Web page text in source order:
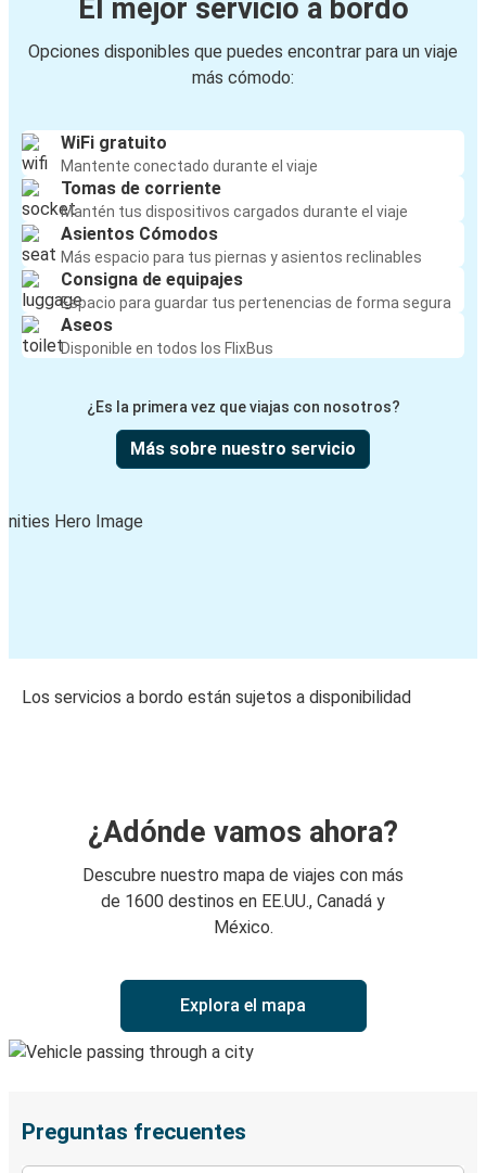
El mejor servicio a bordo
Opciones disponibles que puedes encontrar para un viaje
más cómodo:
WiFi gratuito
Mantente conectado durante el viaje
Tomas de corriente
Mantén tus dispositivos cargados durante el viaje
Asientos Cómodos
Más espacio para tus piernas y asientos reclinables
Consigna de equipajes
Espacio para guardar tus pertenencias de forma segura
Aseos
Disponible en todos los FlixBus
¿Es la primera vez que viajas con nosotros?
Más sobre nuestro servicio
Los servicios a bordo están sujetos a disponibilidad
¿Adónde vamos ahora?
Descubre nuestro mapa de viajes con más
de 1600 destinos en EE.UU., Canadá y
México.
Explora el mapa
Preguntas frecuentes